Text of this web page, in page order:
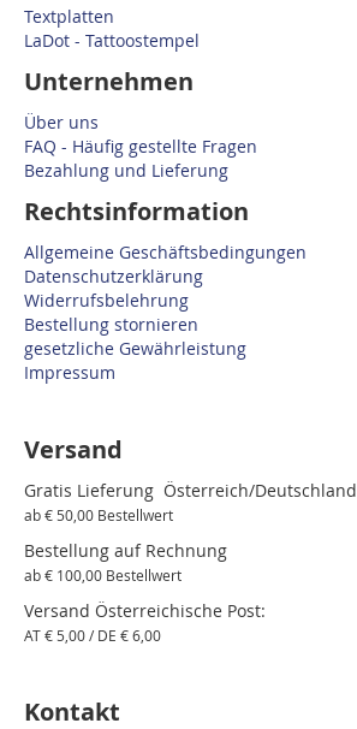
Textplatten
LaDot - Tattoostempel
Unternehmen
Über uns
FAQ - Häufig gestellte Fragen
Bezahlung und Lieferung
Rechtsinformation
Allgemeine Geschäftsbedingungen
Datenschutzerklärung
Widerrufsbelehrung
Bestellung stornieren
gesetzliche Gewährleistung
Impressum
Versand
Gratis Lieferung Österreich/Deutschland
ab € 50,00 Bestellwert
Bestellung auf Rechnung
ab € 100,00 Bestellwert
Versand Österreichische Post:
AT € 5,00 / DE € 6,00
Kontakt